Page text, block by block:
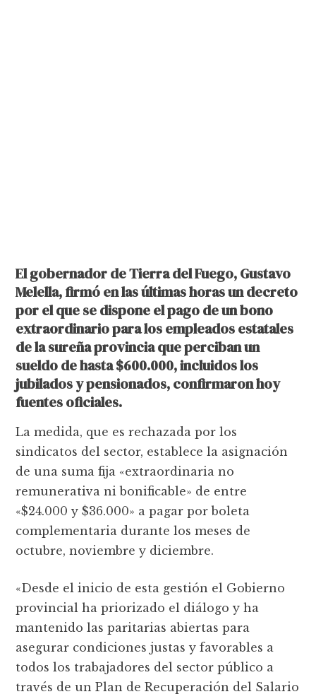
El gobernador de Tierra del Fuego, Gustavo
Melella, firmó en las últimas horas un decreto
por el que se dispone el pago de un bono
extraordinario para los empleados estatales
de la sureña provincia que perciban un
sueldo de hasta $600.000, incluidos los
jubilados y pensionados, confirmaron hoy
fuentes oficiales.
La medida, que es rechazada por los
sindicatos del sector, establece la asignación
de una suma fija «extraordinaria no
remunerativa ni bonificable» de entre
«$24.000 y $36.000» a pagar por boleta
complementaria durante los meses de
octubre, noviembre y diciembre.
«Desde el inicio de esta gestión el Gobierno
provincial ha priorizado el diálogo y ha
mantenido las paritarias abiertas para
asegurar condiciones justas y favorables a
todos los trabajadores del sector público a
través de un Plan de Recuperación del Salario